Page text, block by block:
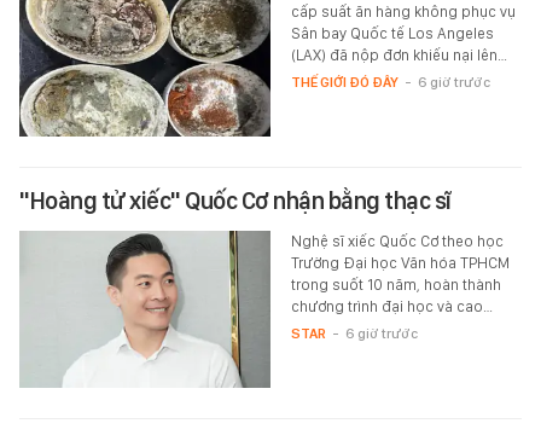
cấp suất ăn hàng không phục vụ
Sân bay Quốc tế Los Angeles
(LAX) đã nộp đơn khiếu nại lên…
THẾ GIỚI ĐÓ ĐÂY - 6 giờ trước
"Hoàng tử xiếc" Quốc Cơ nhận bằng thạc sĩ
Nghệ sĩ xiếc Quốc Cơ theo học
Trường Đại học Văn hóa TPHCM
trong suốt 10 năm, hoàn thành
chương trình đại học và cao…
STAR - 6 giờ trước